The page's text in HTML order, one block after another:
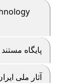
پايگاه
آثار ملی